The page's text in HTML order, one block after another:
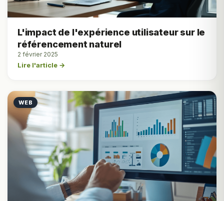
L'impact de l'expérience utilisateur sur le
référencement naturel
2 février 2025
Lire l'article →
WEB